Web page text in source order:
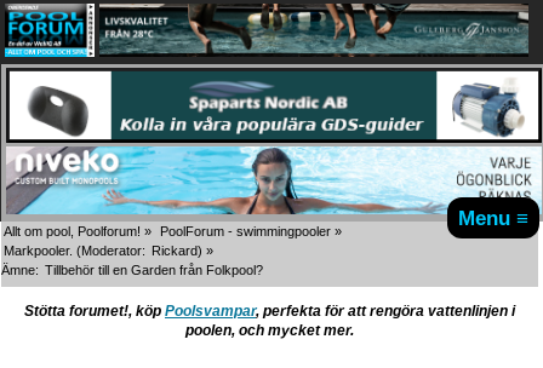
Menu ≡
Allt om pool, Poolforum! » PoolForum - swimmingpooler »
Markpooler. (Moderator: Rickard) »
Ämne: Tillbehör till en Garden från Folkpool?
Stötta forumet!, köp Poolsvampar, perfekta för att rengöra vattenlinjen i
poolen, och mycket mer.